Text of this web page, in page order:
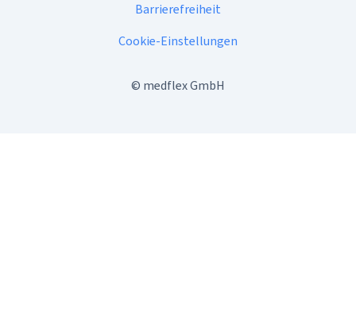
Barrierefreiheit
Cookie-Einstellungen
© medflex GmbH